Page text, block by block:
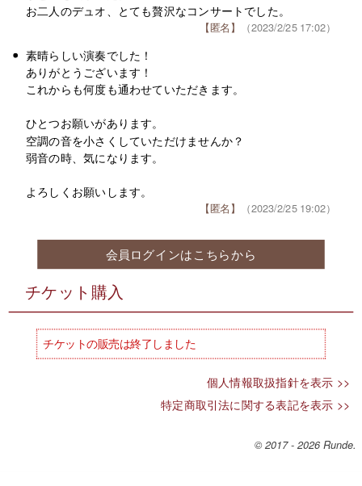
お二人のデュオ、とても贅沢なコンサートでした。
【匿名】 （2023/2/25 17:02）
素晴らしい演奏でした！
ありがとうございます！
これからも何度も通わせていただきます。
ひとつお願いがあります。
空調の音を小さくしていただけませんか？
弱音の時、気になります。
よろしくお願いします。
【匿名】 （2023/2/25 19:02）
会員ログインはこちらから
チケット購入
チケットの販売は終了しました
個人情報取扱指針を表示 >>
特定商取引法に関する表記を表示 >>
© 2017 - 2026 Runde.